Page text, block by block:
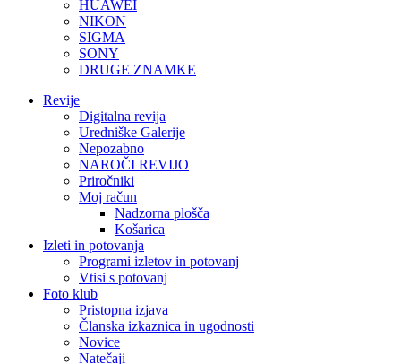
HUAWEI
NIKON
SIGMA
SONY
DRUGE ZNAMKE
Revije
Digitalna revija
Uredniške Galerije
Nepozabno
NAROČI REVIJO
Priročniki
Moj račun
Nadzorna plošča
Košarica
Izleti in potovanja
Programi izletov in potovanj
Vtisi s potovanj
Foto klub
Pristopna izjava
Članska izkaznica in ugodnosti
Novice
Natečaji